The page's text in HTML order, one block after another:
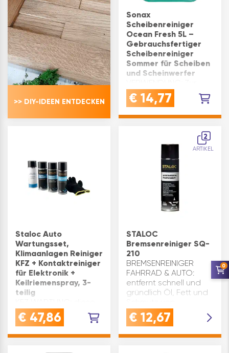
>> DIY-IDEEN ENTDECKEN
Sonax
Scheibenreiniger
Ocean Fresh 5L –
Gebrauchsfertiger
Scheibenreiniger
Sommer für Scheiben
und Scheinwerfer
Reinigung der
Scheiben- und
in Fahrzeugen Ideal für
SommerQUALITÄT:
Markenqualität von
SONAX, schonend für
Lack, Gummi und
Kunststoff Keine Sp…
€ 14,77
Staloc Auto
Wartungsset,
Klimaanlagen Reiniger
KFZ + Kontaktreiniger
für Elektronik +
Keilriemenspray, 3-
teilig
hochwertigen Staloc
Produkte eignen sich
Klimaanlagen in Autos,
elektrischen
€ 47,86
2
ARTIKEL
STALOC
Bremsenreiniger SQ-
210
BREMSENREINIGER
FAHRRAD & AUTO:
entfernt schnell und
gründlich Öl, Fett und
Scheibenbremsen,
Bremsklötzen und
ideal für die Wartung
€ 12,67
0